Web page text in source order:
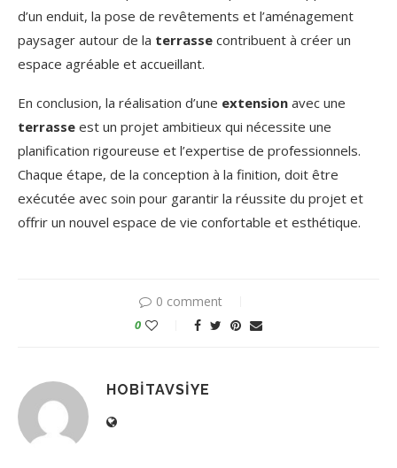
d’un enduit, la pose de revêtements et l’aménagement
paysager autour de la terrasse contribuent à créer un
espace agréable et accueillant.
En conclusion, la réalisation d’une extension avec une
terrasse est un projet ambitieux qui nécessite une
planification rigoureuse et l’expertise de professionnels.
Chaque étape, de la conception à la finition, doit être
exécutée avec soin pour garantir la réussite du projet et
offrir un nouvel espace de vie confortable et esthétique.
0 comment
0
HOBITAVSIYE